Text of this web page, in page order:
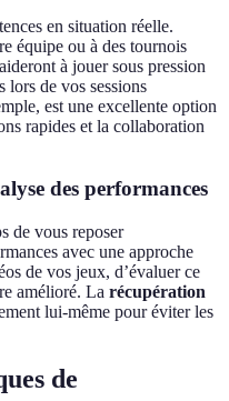
en situation réelle.
équipe ou à des tournois
à jouer sous pression
lors de vos sessions
est une excellente option
rapides et la collaboration
des performances
de vous reposer
avec une approche
de vos jeux, d’évaluer ce
amélioré. La récupération
lui-même pour éviter les
de